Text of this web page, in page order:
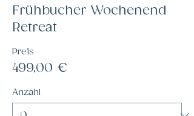
Frühbucher Wochenend
Retreat
Preis
499,00 €
Anzahl